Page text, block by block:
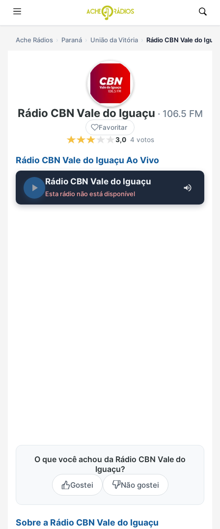
Ache Rádios Paraná União da Vitória Rádio CBN Vale do
Rádio CBN Vale do Iguaçu · 106.5 FM
Favoritar
3,0 4 votos
Rádio CBN Vale do Iguaçu Ao Vivo
Rádio CBN Vale do Iguaçu
Esta rádio não está disponível
O que você achou da Rádio CBN Vale do
Iguaçu?
Gostei Não gostei
Sobre a Rádio CBN Vale do Iguaçu